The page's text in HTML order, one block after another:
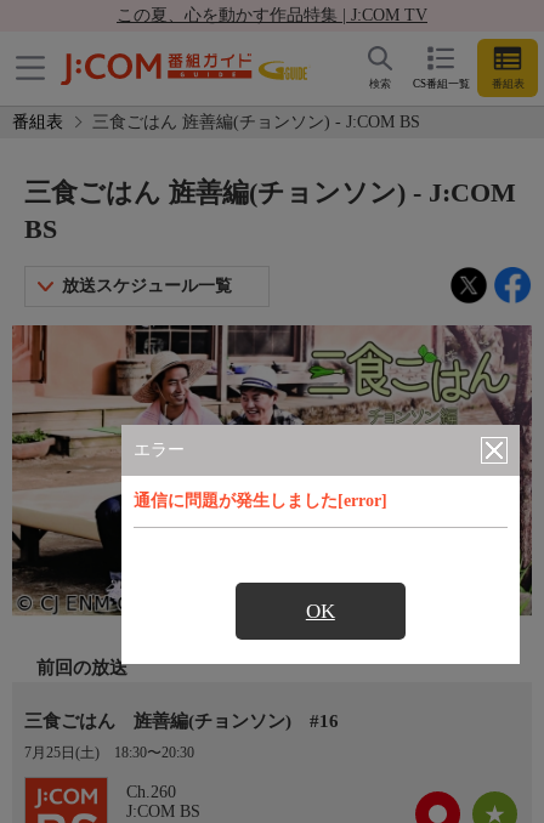
この夏、心を動かす作品特集 | J:COM TV
CS番組一覧 番組表
検索
番組表 三食ごはん 旌善編(チョンソン) - J:COM BS
エラー
通信に問題が発生しました[error]
OK
三食ごはん 旌善編(チョンソン) - J:COM
BS
放送スケジュール一覧
前回の放送
三食ごはん 旌善編(チョンソン) #16
7月25日(土) 18:30〜20:30
Ch.260
J:COM BS